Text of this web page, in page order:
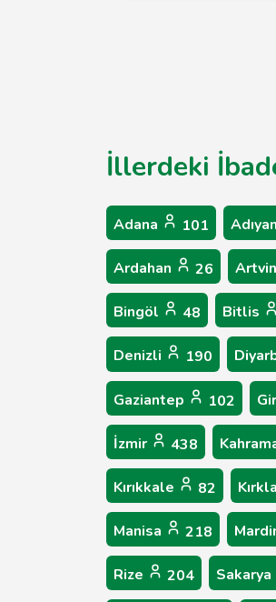
İllerdeki
Adana 101
Ardahan 26 Artvin
Bingöl 48 Bitlis
Denizli 190
Gaziantep 102
İzmir 438
Kırıkkale 82
Manisa 218
Rize 204 Sakarya